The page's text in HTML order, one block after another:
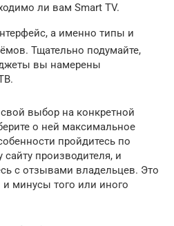
ли вам Smart TV.
а именно типы и
Тщательно подумайте,
вы намерены
выбор на конкретной
о ней максимальное
пройдитесь по
производителя, и
с отзывами владельцев. Это
минусы того или иного